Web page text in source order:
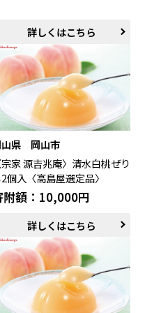
取県）
（鳥取県）
取県）
取県）
根県）
根県）
山県）
岡山県）
ア
愛媛県）
媛県）
ア
崎県）
児島県）
詳しくはこちら
山県 岡山市
宗家 源吉兆庵〉清水白桃ぜり
2個入〈高島屋選定品〉
附額：10,000円
詳しくはこちら